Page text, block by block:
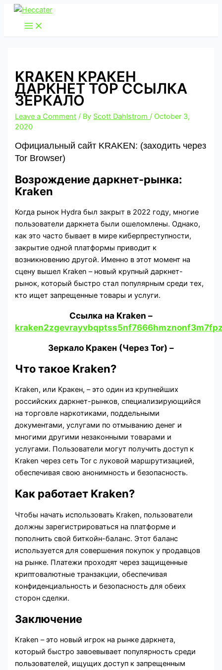
Skip
content
KRAKEN КРАКЕН
ДАРКНЕТ ТОР ССЫЛКА
ЗЕРКАЛО
Leave a Comment / By Scott Dahlstrom/ October 3,
2020
Официальный сайт KRAKEN: (заходить через
Tor Browser)
Возрождение даркнет-рынка:
Kraken
Когда рынок Hydra был закрыт в 2022 году, многие
пользователи даркнета были ошеломлены. Однако,
как это часто бывает в мире киберпреступности,
закрытие одной платформы приводит к
возникновению другой. Именно в этот момент на
сцену вышел Kraken – новый крупный даркнет-
рынок, который быстро стал популярным среди тех,
кто ищет запрещенные товары и услуги.
Cсылка на Kraken –
Зеркало Кракен (Через Tor) –
Что такое Kraken?
Kraken, или Кракен, – это один из крупнейших
российских даркнет-рынков, специализирующийся
на торговле наркотиками, поддельными
документами, услугами по отмыванию денег и
многими другими незаконными товарами и
услугами. Пользователи могут получить доступ к
Kraken через сеть Tor с луковой маршрутизацией,
обеспечивая свою анонимность и безопасность.
Как работает Kraken?
Чтобы начать использовать Kraken, пользователи
должны зарегистрироваться на платформе и
пополнить свой биткойн-баланс. Этот баланс
используется для совершения покупок у продавцов
на рынке. Платежи проходят через защищенные
криптовалютные транзакции, обеспечивая
конфиденциальность и безопасность для обеих
сторон сделки.
Заключение
Kraken – это новый игрок на рынке даркнета,
который быстро завоевывает популярность среди
пользователей, ищущих доступ к запрещенным